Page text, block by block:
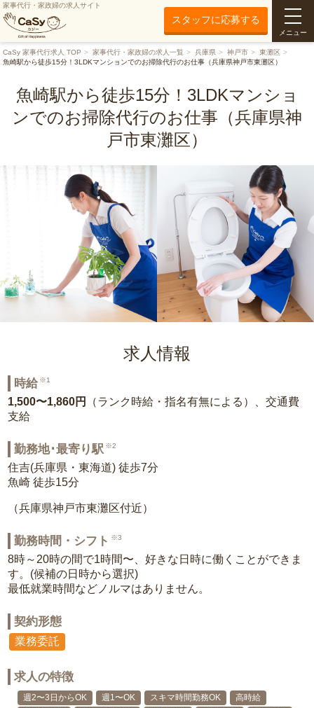
家事代行・家政婦の求人サイト
スタッフに応募する
メニュー
CaSy 家事代行求人 TOP 家事代行・家政婦の求人一覧 兵庫県 神戸市
東灘区
魚崎駅から徒歩15分！3LDKマンションでのお掃除代行のお仕事（兵庫県神戸市東灘区）
魚崎駅から徒歩15分！3LDKマンショ
ンでのお掃除代行のお仕事（兵庫県神
戸市東灘区）
求人情報
時給 ※1
1,500〜1,860円
（ランク時給・指名有無による）、交通費
支給
勤務地･最寄り駅 ※2
住吉(兵庫県・東海道) 徒歩7分
魚崎 徒歩15分
（兵庫県神戸市東灘区付近）
勤務時間・シフト ※3
8時～20時の間で1時間〜、好きな日時に働くことができま
す。(候補の日時から選択)
最低就業時間などノルマはありません。
契約形態
業務委託
求人の特徴
週2〜3日からOK 週1〜OK スキマ時間勤務OK
高時給